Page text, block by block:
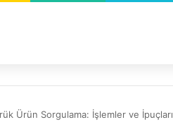
Ürün Sorgulama: İşlemler ve İpuçları